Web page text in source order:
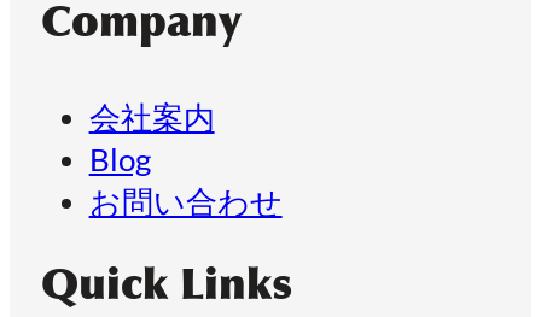
Company
会社案内
Blog
お問い合わせ
Quick Links